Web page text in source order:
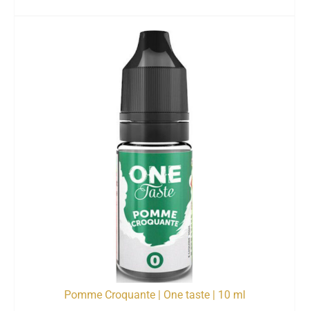
Pomme Croquante | One taste | 10 ml